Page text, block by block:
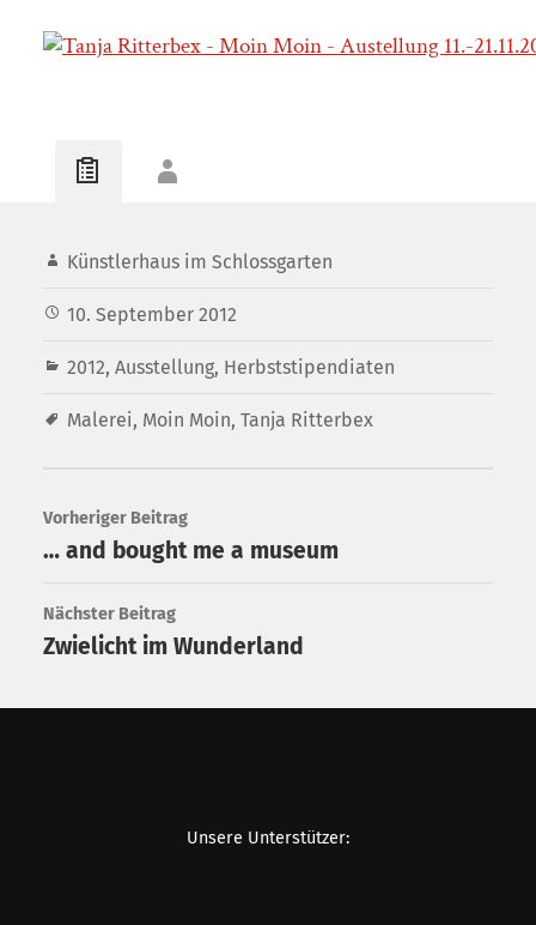
Künstlerhaus im Schlossgarten
10. September 2012
2012, Ausstellung, Herbststipendiaten
Malerei, Moin Moin, Tanja Ritterbex
Vorheriger Beitrag
… and bought me a museum
Nächster Beitrag
Zwielicht im Wunderland
Unsere Unterstützer: